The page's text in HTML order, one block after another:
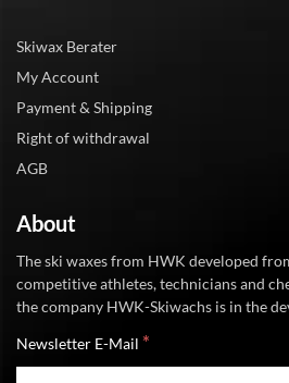
Skiwax Berater
My Account
Payment & Shipping
Right of withdrawal
AGB
About
The ski waxes from HWK developed
competitive athletes, technicians and
the company HWK-Skiwachs is in the
Newsletter E-Mail *